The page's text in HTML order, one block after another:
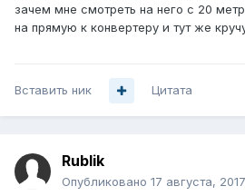
зачем мне смотреть на него с 20
на прямую к конвертеру и тут же
Вставить ник Цитата
Rublik
Опубликовано 17 августа, 2017